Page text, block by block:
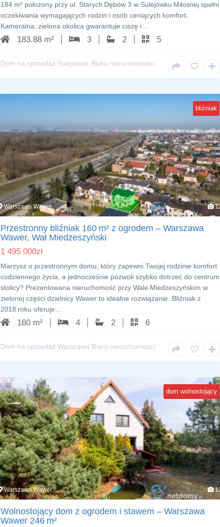
184 m² położony przy ul. Starych Dębów 3 w Sulejówku Miłosnej spełni
oczekiwania wymagających rodzin i osób ceniących komfort.
Kameralna, zielona okolica gwarantuje ciszę i…
183.88 m² 3 2 5
Dom na sprzedaż Sulejówek Biuro nieruchomości
bliźniak
Warszawa Wawer
Przestronny bliźniak 160 m² z ogrodem – Warszawa
Wawer, Wał Miedzeszyński
1 495 000zł
Marzysz o przestronnym domu, który zapewni Twojej rodzinie komfort
codziennego życia, a jednocześnie pozwoli szybko dotrzeć do centrum
stolicy? Prezentowana nieruchomość przy Wale Miedzeszyńskim w
zielonej części dzielnicy Wawer to idealne rozwiązanie. Bliźniak z
2018 roku oferuje…
160 m² 4 2 6
Dom na sprzedaż Warszawa Biuro nieruchomości
dom wolnostojący
Warszawa Wawer
Wolnostojący dom z ogrodem i stawem – Warszawa
Wawer 246 m²